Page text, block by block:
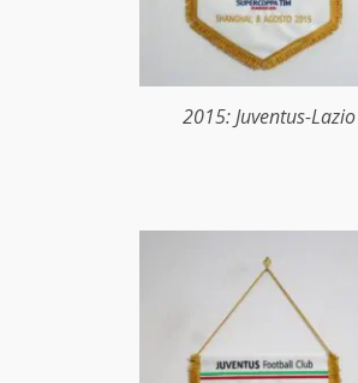
2015: Juventus-Lazio